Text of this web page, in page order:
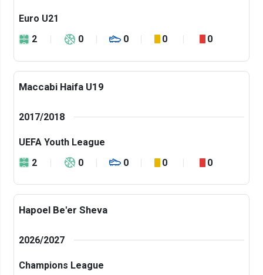
Euro U21
2
0 0 0 0
Maccabi Haifa U19
2017/2018
UEFA Youth League
2
0 0 0 0
Hapoel Be'er Sheva
2026/2027
Champions League